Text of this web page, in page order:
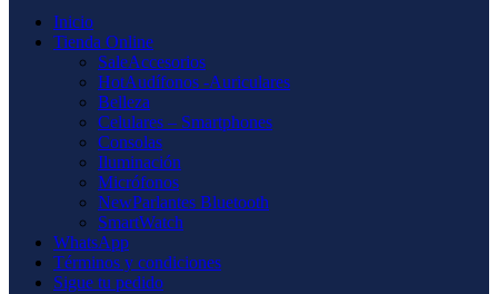
Inicio
Tienda Online
SaleAccesorios
HotAudífonos -Auriculares
Belleza
Celulares – Smartphones
Consolas
Iluminación
Micrófonos
NewParlantes Bluetooth
SmartWatch
WhatsApp
Términos y condiciones
Sigue tu pedido